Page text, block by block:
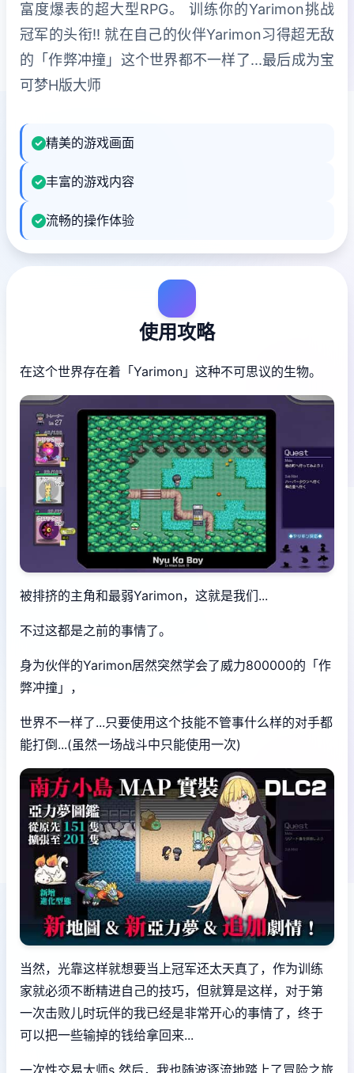
富度爆表的超大型RPG。 训练你的Yarimon挑战
冠军的头衔!! 就在自己的伙伴Yarimon习得超无敌
的「作弊冲撞」这个世界都不一样了...最后成为宝
可梦H版大师
精美的游戏画面
丰富的游戏内容
流畅的操作体验
使用攻略
在这个世界存在着「Yarimon」这种不可思议的生物。
被排挤的主角和最弱Yarimon，这就是我们...
不过这都是之前的事情了。
身为伙伴的Yarimon居然突然学会了威力800000的「作
弊冲撞」，
世界不一样了...只要使用这个技能不管事什么样的对手都
能打倒...(虽然一场战斗中只能使用一次)
当然，光靠这样就想要当上冠军还太天真了，作为训练
家就必须不断精进自己的技巧，但就算是这样，对于第
一次击败儿时玩伴的我已经是非常开心的事情了，终于
可以把一些输掉的钱给拿回来...
一次性交易大师s 然后，我也随波逐流地踏上了冒险之旅